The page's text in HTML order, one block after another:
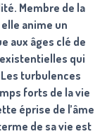
Membre de la
anime un
aux âges clé de
qui
turbulences
forts de la vie
éprise de l’âme
de sa vie est